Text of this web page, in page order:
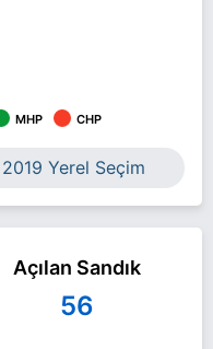
MHP CHP
2019 Yerel Seçim
Açılan Sandık
56